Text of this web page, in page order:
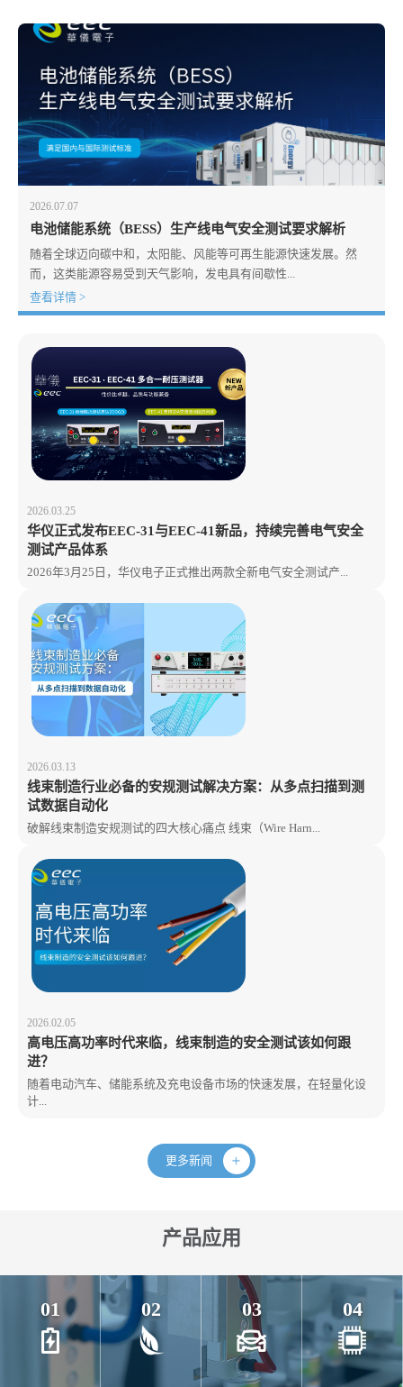
2026.07.07
电池储能系统（BESS）生产线电气安全测试要求解析
随着全球迈向碳中和，太阳能、风能等可再生能源快速发展。然
而，这类能源容易受到天气影响，发电具有间歇性...
查看详情 >
2026.03.25
华仪正式发布EEC-31与EEC-41新品，持续完善电气安全
测试产品体系
2026年3月25日，华仪电子正式推出两款全新电气安全测试产...
2026.03.13
线束制造行业必备的安规测试解决方案：从多点扫描到测
试数据自动化
破解线束制造安规测试的四大核心痛点 线束（Wire Harn...
2026.02.05
高电压高功率时代来临，线束制造的安全测试该如何跟
进？
随着电动汽车、储能系统及充电设备市场的快速发展，在轻量化设
计...
更多新闻
产品应用
01 02 03 04